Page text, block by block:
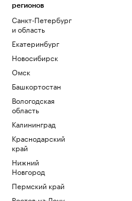
регионов
Санкт-Петербург
и область
Екатеринбург
Новосибирск
Омск
Башкортостан
Вологодская
область
Калининград
Краснодарский
край
Нижний
Новгород
Пермский край